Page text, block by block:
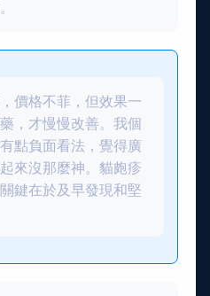
價格不菲，但效果一
，才慢慢改善。我個
點負面看法，覺得廣
來沒那麼神。貓皰疹
鍵在於及早發現和堅